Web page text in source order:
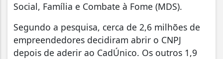
Social, Família e Combate à Fome (MDS).
Segundo a pesquisa, cerca de 2,6 milhões de
empreendedores decidiram abrir o CNPJ
depois de aderir ao CadÚnico. Os outros 1,9